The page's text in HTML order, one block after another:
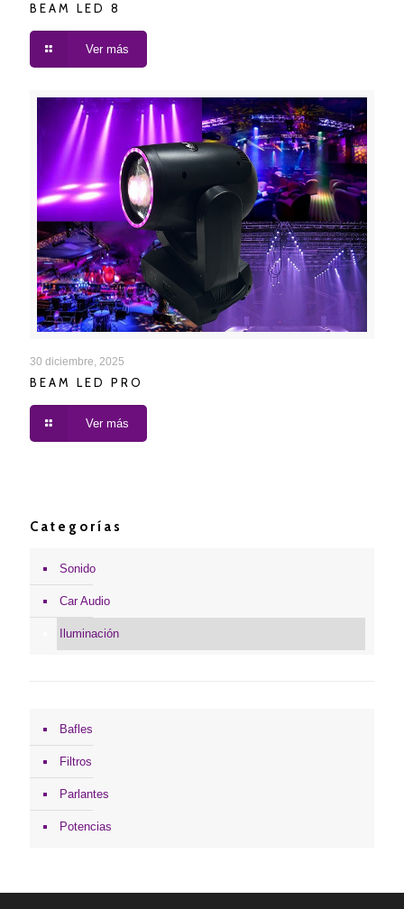
BEAM LED 8
Ver más
30 diciembre, 2025
BEAM LED PRO
Ver más
Categorías
Sonido
Car Audio
Iluminación
Bafles
Filtros
Parlantes
Potencias